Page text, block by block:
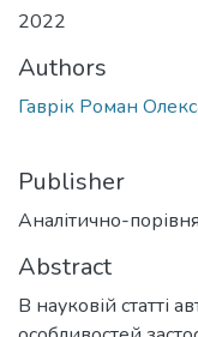
2022
Authors
Гаврік Роман
Publisher
Аналітично-
Abstract
В науковій статті